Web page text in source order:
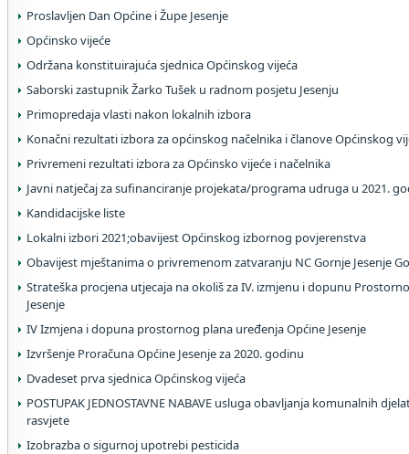
Proslavljen Dan Općine i Župe Jesenje
Općinsko vijeće
Održana konstituirajuća sjednica Općinskog vijeća
Saborski zastupnik Žarko Tušek u radnom posjetu Jesenju
Primopredaja vlasti nakon lokalnih izbora
Konačni rezultati izbora za općinskog načelnika i članove Općinskog
Privremeni rezultati izbora za Općinsko vijeće i načelnika
Javni natječaj za sufinanciranje projekata/programa udruga u 2021.
Kandidacijske liste
Lokalni izbori 2021;obavijest Općinskog izbornog povjerenstva
Obavijest mještanima o privremenom zatvaranju NC Gornje Jesenje
Strateška procjena utjecaja na okoliš za IV. izmjenu i dopunu
Jesenje
IV Izmjena i dopuna prostornog plana uređenja Općine Jesenje
Izvršenje Proračuna Općine Jesenje za 2020. godinu
Dvadeset prva sjednica Općinskog vijeća
POSTUPAK JEDNOSTAVNE NABAVE usluga obavljanja komunalnih
rasvjete
Izobrazba o sigurnoj upotrebi pesticida